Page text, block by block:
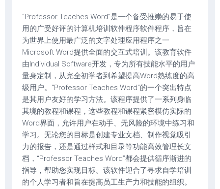
“Professor Teaches Word”是一个备受推崇的易于使
用的广受好评的计算机培训软件程序软件程序，旨在
为世界上使用最广泛的文字处理应用程序之一
Microsoft Word提供全面的交互式培训。该教育软件
由Individual Software开发，专为所有技能水平的用户
量身定制，从完全初学者到希望提高Word熟练度的高
级用户。“Professor Teaches Word”的一个突出特点
是其用户友好的学习方法。该程序提供了一系列身临
其境的教程和课程，这些教程和课程紧密模仿实际的
Word界面，允许用户在动手、无风险的环境中练习和
学习。无论您的目标是创建专业文档、制作视觉吸引
力的报告，还是通过样式和目录等功能高效管理长文
档，“Professor Teaches Word”都会提供循序渐进的
指导，帮助您实现目标。该软件迎合了寻求自学培训
的个人学习者和旨在提高员工生产力和技能的组织。